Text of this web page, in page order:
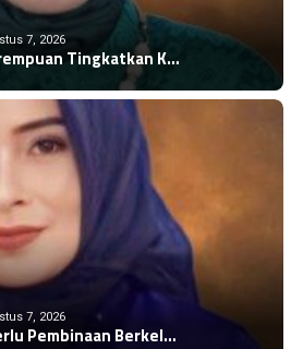
7, 2026
Tingkatkan K…
7, 2026
Pembinaan Berkel…